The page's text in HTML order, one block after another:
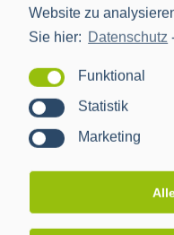
Website zu
Sie hier: Datenschutz
Funktional
Statistik
Marketing
Mannheim, ist der
Gateways und
der Energiewende.